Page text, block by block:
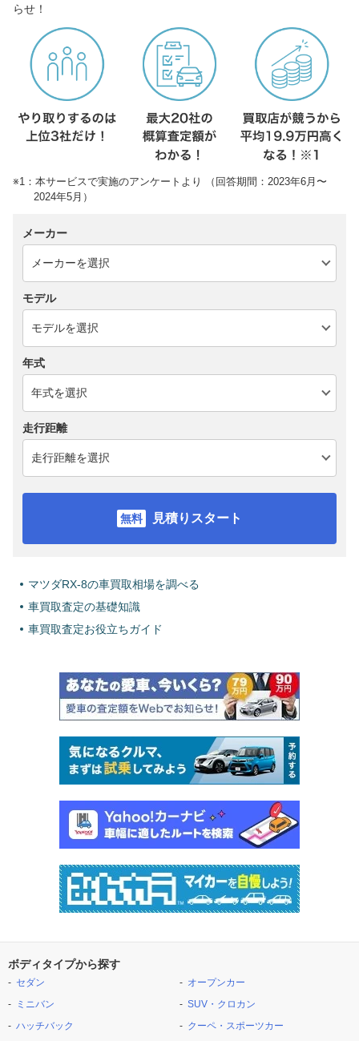
らせ！
※1：本サービスで実施のアンケートより （回答期間：2023年6月〜
2024年5月）
メーカー
モデル
年式
走行距離
見積りスタート
マツダRX-8の車買取相場を調べる
車買取査定の基礎知識
車買取査定お役立ちガイド
ボディタイプから探す
セダン
ミニバン
ハッチバック
オープンカー
SUV・クロカン
クーペ・スポーツカー